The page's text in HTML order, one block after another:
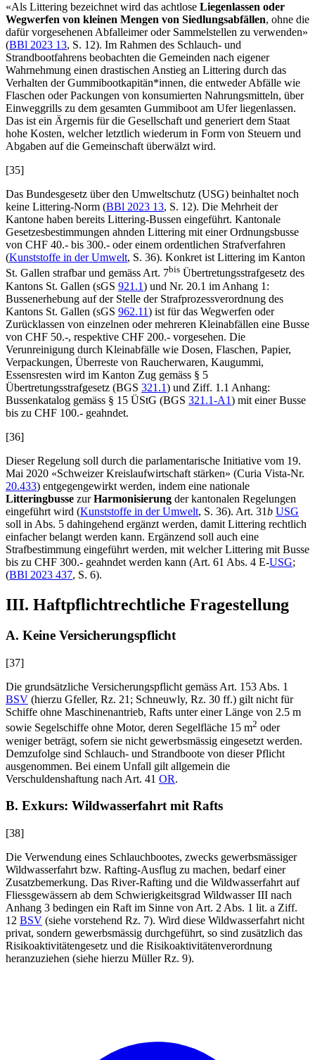
«Als Littering bezeichnet wird das achtlose Liegenlassen oder
Wegwerfen von kleinen Mengen von Siedlungsabfällen, ohne die
dafür vorgesehenen Abfalleimer oder Sammelstellen zu verwenden»
(BBl 2023 13, S. 12). Im Rahmen des Schlauch- und
Strandbootfahrens beobachten die Gemeinden nach eigener
Wahrnehmung einen drastischen Anstieg an Littering durch das
Verhalten der Gummibootkapitän*innen, die entweder Abfälle wie
Flaschen oder Packungen von konsumierten Nahrungsmitteln, über
Einweggrills zu dem gesamten Gummiboot am Ufer liegenlassen.
Das ist ein Ärgernis für die Gesellschaft und generiert dem Staat
hohe Kosten, welcher letztlich wiederum in Form von Steuern und
Abgaben auf die Gemeinschaft überwälzt wird.
[35]
Das Bundesgesetz über den Umweltschutz (USG) beinhaltet noch
keine Littering-Norm (BBl 2023 13, S. 12). Die Mehrheit der
Kantone haben bereits Littering-Bussen eingeführt. Kantonale
Gesetzesbestimmungen ahnden Littering mit einer Ordnungsbusse
von CHF 40.- bis 300.- oder einem ordentlichen Strafverfahren
(Kunststoffe in der Umwelt, S. 36). Konkret ist Littering im Kanton
St. Gallen strafbar und gemäss Art. 7bis Übertretungsstrafgesetz des
Kantons St. Gallen (sGS 921.1) und Nr. 20.1 im Anhang 1:
Bussenerhebung auf der Stelle der Strafprozessverordnung des
Kantons St. Gallen (sGS 962.11) ist für das Wegwerfen oder
Zurücklassen von einzelnen oder mehreren Kleinabfällen eine Busse
von CHF 50.-, respektive CHF 200.- vorgesehen. Die
Verunreinigung durch Kleinabfälle wie Dosen, Flaschen, Papier,
Verpackungen, Überreste von Raucherwaren, Kaugummi,
Essensresten wird im Kanton Zug gemäss § 5
Übertretungsstrafgesetz (BGS 321.1) und Ziff. 1.1 Anhang:
Bussenkatalog gemäss § 15 ÜStG (BGS 321.1-A1) mit einer Busse
bis zu CHF 100.- geahndet.
[36]
Dieser Regelung soll durch die parlamentarische Initiative vom 19.
Mai 2020 «Schweizer Kreislaufwirtschaft stärken» (Curia Vista-Nr.
20.433) entgegengewirkt werden, indem eine nationale
Litteringbusse zurHarmonisierung der kantonalen Regelungen
eingeführt wird (Kunststoffe in der Umwelt, S. 36). Art. 31b USG
soll in Abs. 5 dahingehend ergänzt werden, damit Littering rechtlich
einfacher belangt werden kann. Ergänzend soll auch eine
Strafbestimmung eingeführt werden, mit welcher Littering mit Busse
bis zu CHF 300.- geahndet werden kann (Art. 61 Abs. 4 E-USG;
(BBl 2023 437, S. 6).
III. Haftpflichtrechtliche Fragestellung
A. Keine Versicherungspflicht
[37]
Die grundsätzliche Versicherungspflicht gemäss Art. 153 Abs. 1
BSV (hierzu Gfeller, Rz. 21; Schneuwly, Rz. 30 ff.) gilt nicht für
Schiffe ohne Maschinenantrieb, Rafts unter einer Länge von 2.5 m
sowie Segelschiffe ohne Motor, deren Segelfläche 15 m2 oder
weniger beträgt, sofern sie nicht gewerbsmässig eingesetzt werden.
Demzufolge sind Schlauch- und Strandboote von dieser Pflicht
ausgenommen. Bei einem Unfall gilt allgemein die
Verschuldenshaftung nach Art. 41 OR.
B. Exkurs: Wildwasserfahrt mit Rafts
[38]
Die Verwendung eines Schlauchbootes, zwecks gewerbsmässiger
Wildwasserfahrt bzw. Rafting-Ausflug zu machen, bedarf einer
Zusatzbemerkung. Das River-Rafting und die Wildwasserfahrt auf
Fliessgewässern ab dem Schwierigkeitsgrad Wildwasser III nach
Anhang 3 bedingen ein Raft im Sinne von Art. 2 Abs. 1 lit. a Ziff.
12 BSV (siehe vorstehend Rz. 7). Wird diese Wildwasserfahrt nicht
privat, sondern gewerbsmässig durchgeführt, so sind zusätzlich das
Risikoaktivitätengesetz und die Risikoaktivitätenverordnung
heranzuziehen (siehe hierzu MüllerRz. 9).